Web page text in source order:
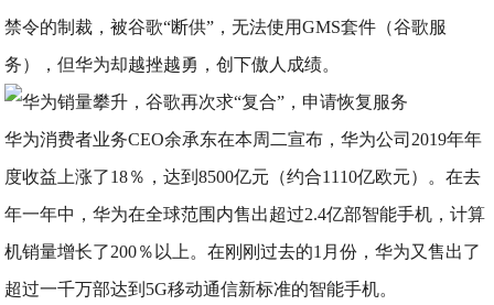
禁令的制裁，被谷歌“断供”，无法使用GMS套件（谷歌服
务），但华为却越挫越勇，创下傲人成绩。
华为消费者业务CEO余承东在本周二宣布，华为公司2019年年
度收益上涨了18％，达到8500亿元（约合1110亿欧元）。在去
年一年中，华为在全球范围内售出超过2.4亿部智能手机，计算
机销量增长了200％以上。在刚刚过去的1月份，华为又售出了
超过一千万部达到5G移动通信新标准的智能手机。